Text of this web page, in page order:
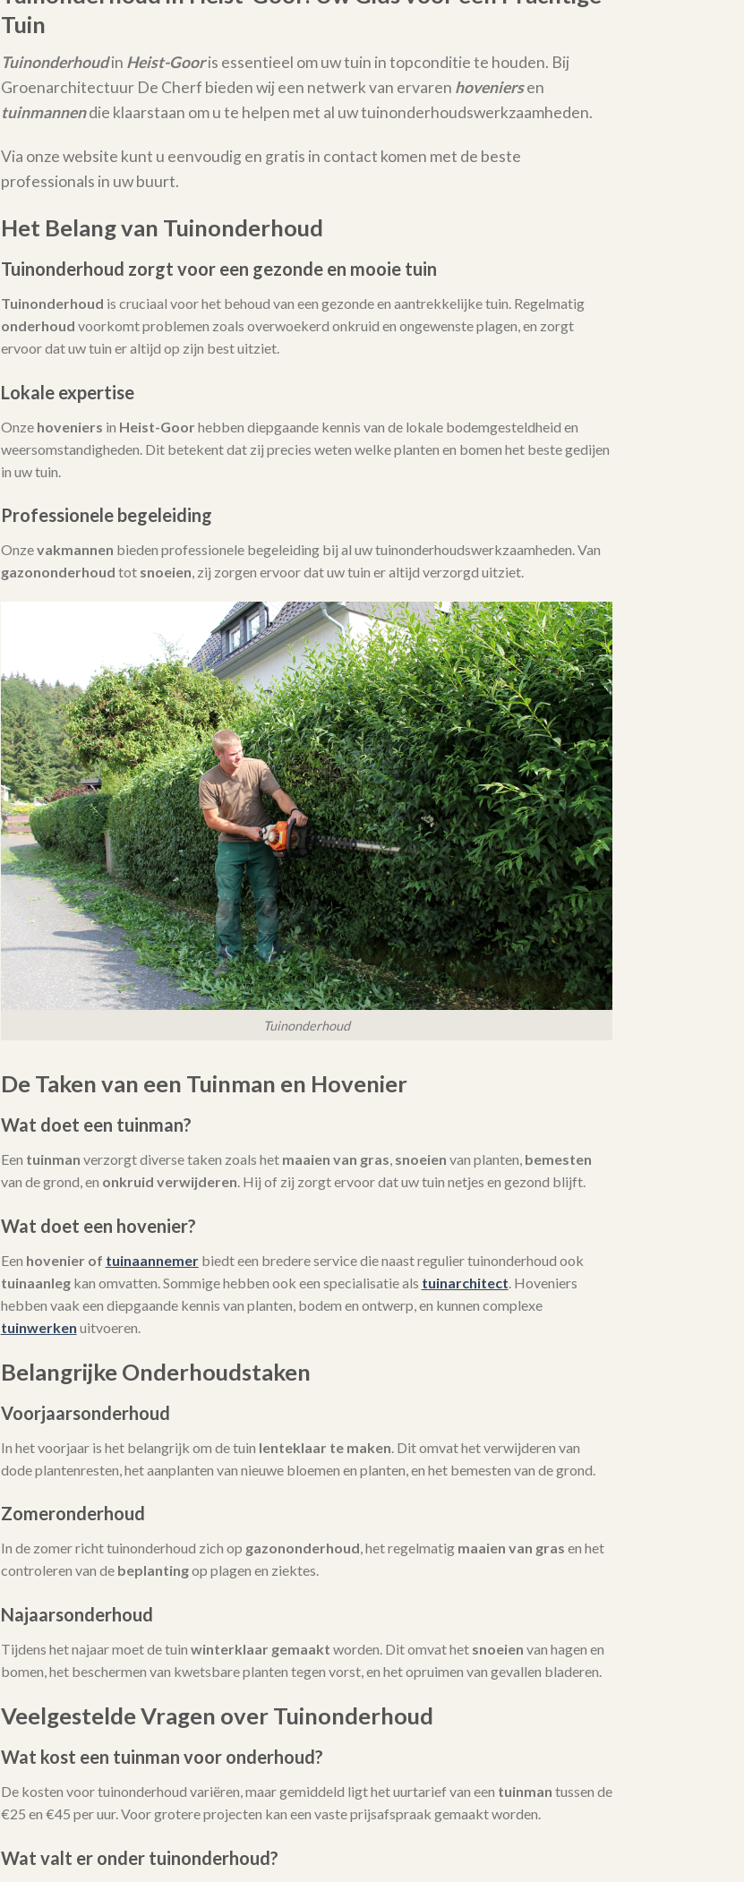
Tuin
Tuinonderhoudin Heist-Gooris essentieel om uw tuin in topconditie te houden. Bij
Groenarchitectuur De Cherf bieden wij een netwerk van ervaren hoveniersen
tuinmannendie klaarstaan om u te helpen met al uw tuinonderhoudswerkzaamheden.
Via onze website kunt u eenvoudig en gratis in contact komen met de beste
professionals in uw buurt.
Het Belang van Tuinonderhoud
Tuinonderhoud zorgt voor een gezonde en mooie tuin
Tuinonderhoud is cruciaal voor het behoud van een gezonde en aantrekkelijke tuin. Regelmatig
onderhoud voorkomt problemen zoals overwoekerd onkruid en ongewenste plagen, en zorgt
ervoor dat uw tuin er altijd op zijn best uitziet.
Lokale expertise
Onze hoveniers in Heist-Goorhebben diepgaande kennis van de lokale bodemgesteldheid en
weersomstandigheden. Dit betekent dat zij precies weten welke planten en bomen het beste gedijen
in uw tuin.
Professionele begeleiding
Onzevakmannen bieden professionele begeleiding bij al uw tuinonderhoudswerkzaamheden. Van
gazononderhoud tot snoeien, zij zorgen ervoor dat uw tuin er altijd verzorgd uitziet.
Tuinonderhoud
De Taken van een Tuinman en Hovenier
Wat doet een tuinman?
Een tuinman verzorgt diverse taken zoals het maaien van gras, snoeien van planten, bemesten
van de grond, en onkruid verwijderen. Hij of zij zorgt ervoor dat uw tuin netjes en gezond blijft.
Wat doet een hovenier?
Een hovenier of tuinaannemerbiedt een bredere service die naast regulier tuinonderhoud ook
tuinaanlegkan omvatten. Sommige hebben ook een specialisatie als tuinarchitect. Hoveniers
hebben vaak een diepgaande kennis van planten, bodem en ontwerp, en kunnen complexe
tuinwerken uitvoeren.
Belangrijke Onderhoudstaken
Voorjaarsonderhoud
In het voorjaar is het belangrijk om de tuin lenteklaar te maken . Dit omvat het verwijderen van
dode plantenresten, het aanplanten van nieuwe bloemen en planten, en het bemesten van de grond.
Zomeronderhoud
In de zomer richt tuinonderhoud zich op gazononderhoud, het regelmatig maaien van gras en het
controleren van de beplantingop plagen en ziektes.
Najaarsonderhoud
Tijdens het najaar moet de tuin winterklaar gemaakt worden. Dit omvat het snoeien van hagen en
bomen, het beschermen van kwetsbare planten tegen vorst, en het opruimen van gevallen bladeren.
Veelgestelde Vragen over Tuinonderhoud
Wat kost een tuinman voor onderhoud?
De kosten voor tuinonderhoud variëren, maar gemiddeld ligt het uurtarief van een tuinman tussen de
€25 en €45 per uur. Voor grotere projecten kan een vaste prijsafspraak gemaakt worden.
Wat valt er onder tuinonderhoud?